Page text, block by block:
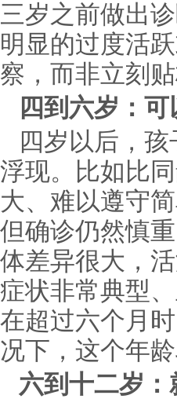
三岁之前做出
明显的过度活
察，而非立刻贴
四到六岁：
四岁以后，
浮现。比如比
大、难以遵守
但确诊仍然慎
体差异很大，
症状非常典型
在超过六个月
况下，这个年
六到十二岁